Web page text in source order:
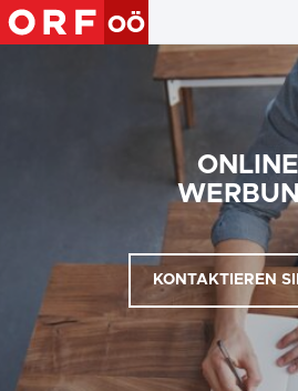
ONLINE
KONTAKTIEREN